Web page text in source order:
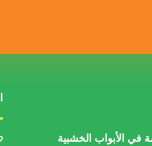
في الأبواب الخشبية